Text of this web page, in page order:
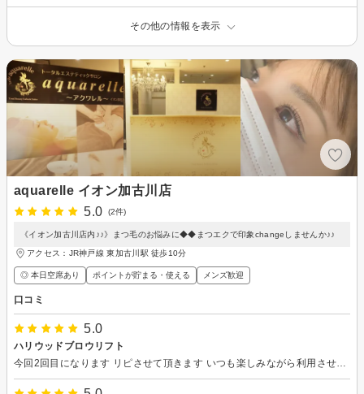
その他の情報を表示
aquarelle イオン加古川店
5.0
(2件)
《イオン加古川店内♪♪》まつ毛のお悩みに◆◆まつエクで印象changeしませんか♪♪
アクセス：JR神戸線 東加古川駅 徒歩10分
◎ 本日空席あり ポイントが貯まる・使える メンズ歓迎
口コミ
5.0
ハリウッドブロウリフト